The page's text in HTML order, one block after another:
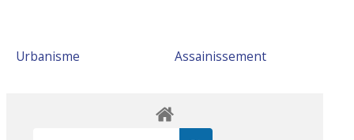
Urbanisme Assainissement